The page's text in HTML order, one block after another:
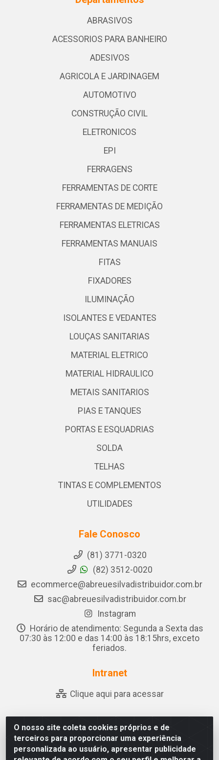
O nosso site coleta cookies próprios e de
terceiros para proporcionar uma experiência
personalizada ao usuário, apresentar publicidade
ABRASIVOS
ACESSORIOS PARA BANHEIRO
ADESIVOS
AGRICOLA E JARDINAGEM
AUTOMOTIVO
CONSTRUÇÃO CIVIL
ELETRONICOS
EPI
FERRAGENS
FERRAMENTAS DE CORTE
FERRAMENTAS DE MEDIÇÃO
FERRAMENTAS ELETRICAS
FERRAMENTAS MANUAIS
FITAS
FIXADORES
ILUMINAÇÃO
ISOLANTES E VEDANTES
LOUÇAS SANITARIAS
MATERIAL ELETRICO
MATERIAL HIDRAULICO
METAIS SANITARIOS
PIAS E TANQUES
PORTAS E ESQUADRIAS
SOLDA
TELHAS
TINTAS E COMPLEMENTOS
UTILIDADES
Fale Conosco
(81) 3771-0320
(82) 3512-0020
ecommerce@abreuesilvadistribuidor.com.br
sac@abreuesilvadistribuidor.com.br
Instagram
Horário de atendimento: Segunda a Sexta das
07:30 às 12:00 e das 14:00 às 18:15hrs, exceto
feriados.
Intranet
Clique aqui para acessar
Abreu & Silva - Rua Padre Jose de Souza Leite, 265 -
Ariado, Olho D'Água das Flores/AL - CEP 57.442-000 -
CNPJ 04.790.656/0001-06